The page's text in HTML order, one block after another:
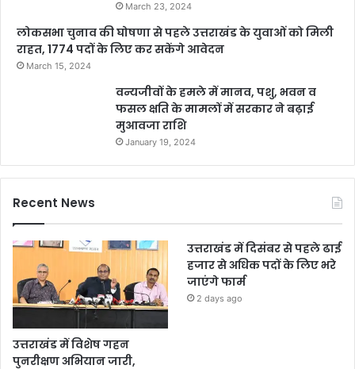
March 23, 2024
लोकसभा चुनाव की घोषणा से पहले उत्तराखंड के युवाओं को मिली
राहत, 1774 पदों के लिए कर सकेंगे आवेदन
March 15, 2024
वन्यजीवों के हमले में मानव, पशु, भवन व
फसल क्षति के मामलों में सरकार ने बढ़ाई
मुआवजा राशि
January 19, 2024
Recent News
उत्तराखंड में विशेष गहन
पुनरीक्षण अभियान जारी,
उत्तराखंड में दिसंबर से पहले ढाई
हजार से अधिक पदों के लिए भरे
जाएंगे फार्म
2 days ago